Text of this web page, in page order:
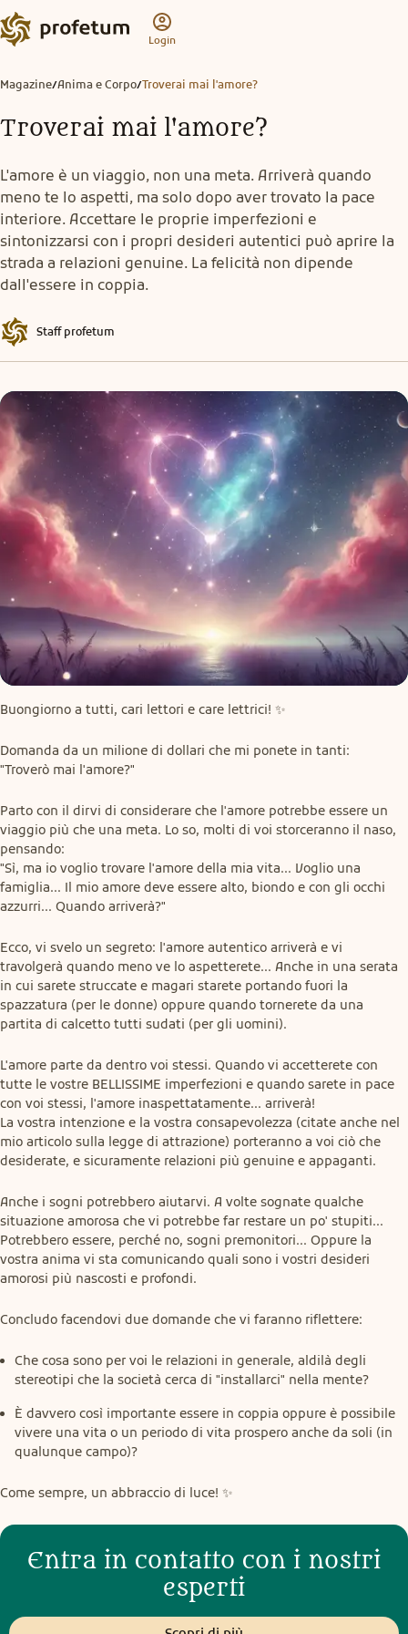
Login
Magazine/Anima e Corpo/Troverai mai l'amore?
Troverai mai l'amore?
L'amore è un viaggio, non una meta. Arriverà quando
meno te lo aspetti, ma solo dopo aver trovato la pace
interiore. Accettare le proprie imperfezioni e
sintonizzarsi con i propri desideri autentici può aprire la
strada a relazioni genuine. La felicità non dipende
dall'essere in coppia.
Staff profetum
Buongiorno a tutti, cari lettori e care lettrici! ✨️
Domanda da un milione di dollari che mi ponete in tanti:
"Troverò mai l'amore?"
Parto con il dirvi di considerare che l'amore potrebbe essere un
viaggio più che una meta. Lo so, molti di voi storceranno il naso,
pensando:
"Sì, ma io voglio trovare l'amore della mia vita... Voglio una
famiglia... Il mio amore deve essere alto, biondo e con gli occhi
azzurri... Quando arriverà?"
Ecco, vi svelo un segreto: l'amore autentico arriverà e vi
travolgerà quando meno ve lo aspetterete... Anche in una serata
in cui sarete struccate e magari starete portando fuori la
spazzatura (per le donne) oppure quando tornerete da una
partita di calcetto tutti sudati (per gli uomini).
L'amore parte da dentro voi stessi. Quando vi accetterete con
tutte le vostre BELLISSIME imperfezioni e quando sarete in pace
con voi stessi, l'amore inaspettatamente... arriverà!
La vostra intenzione e la vostra consapevolezza (citate anche nel
mio articolo sulla legge di attrazione) porteranno a voi ciò che
desiderate, e sicuramente relazioni più genuine e appaganti.
Anche i sogni potrebbero aiutarvi. A volte sognate qualche
situazione amorosa che vi potrebbe far restare un po' stupiti...
Potrebbero essere, perché no, sogni premonitori... Oppure la
vostra anima vi sta comunicando quali sono i vostri desideri
amorosi più nascosti e profondi.
Concludo facendovi due domande che vi faranno riflettere:
Che cosa sono per voi le relazioni in generale, aldilà degli
stereotipi che la società cerca di "installarci" nella mente?
È davvero così importante essere in coppia oppure è possibile
vivere una vita o un periodo di vita prospero anche da soli (in
qualunque campo)?
Come sempre, un abbraccio di luce! ✨️
Entra in contatto con i nostri
esperti